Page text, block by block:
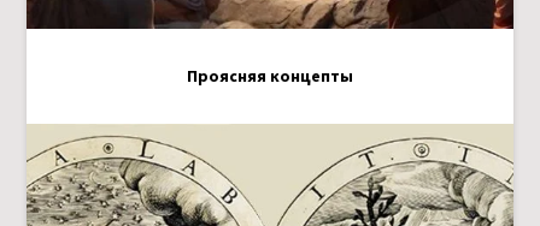
Проясняя концепты